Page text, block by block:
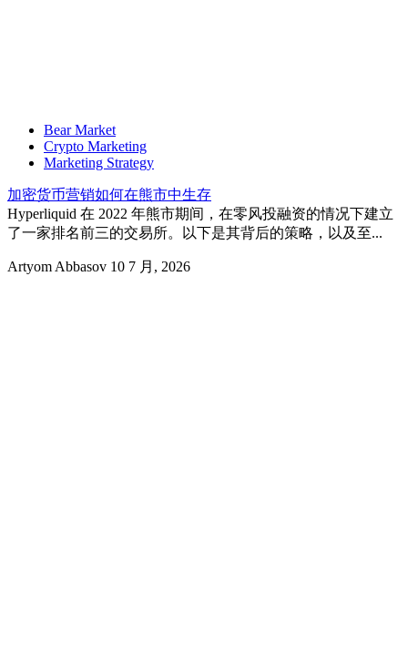
Bear Market
Crypto Marketing
Marketing Strategy
加密货币营销如何在熊市中生存
Hyperliquid 在 2022 年熊市期间，在零风投融资的情况下建立
了一家排名前三的交易所。以下是其背后的策略，以及至...
Artyom Abbasov 10 7 月, 2026